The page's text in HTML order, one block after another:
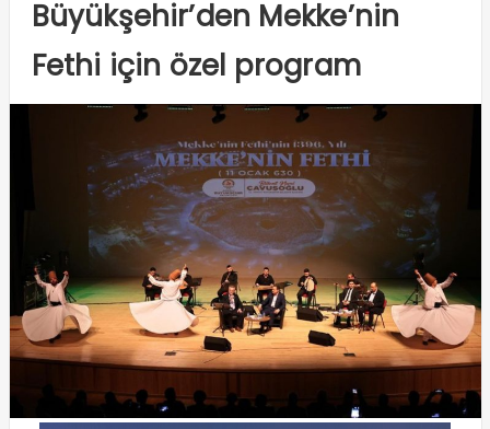
Büyükşehir’den Mekke’nin
Fethi için özel program